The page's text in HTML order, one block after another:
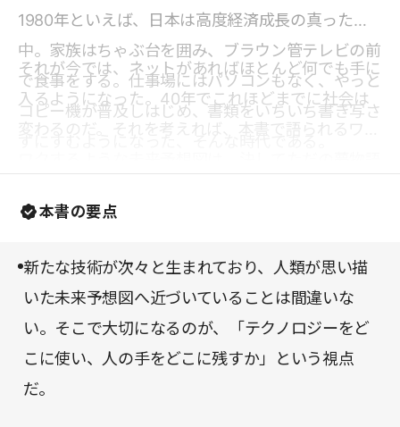
1980年といえば、日本は高度経済成長の真っただ
中。家族はちゃぶ台を囲み、ブラウン管テレビの前
で食事をする。仕事場にはパソコンもなく、やっと
コピー機が普及しはじめ、書類をいちいち書き写さ
それが今では、ネットがあればほとんど何でも手に
入るようになった。40年でこれほどまでに社会は
変わるのだ。それを考えれば、本書で語られるワク
言葉にもあるように、「人が想像できることは、必
ば、40年後は60歳。30歳であれば70歳。とりわけ
本書の要点
新たな技術が次々と生まれており、人類が思い描
いた未来予想図へ近づいていることは間違いな
い。そこで大切になるのが、「テクノロジーをど
こに使い、人の手をどこに残すか」という視点
だ。